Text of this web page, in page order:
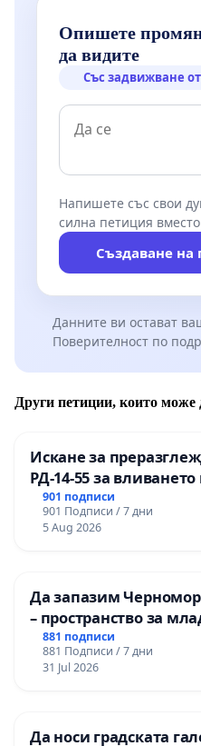
Опишете
да видите
Със задвижване
Напишете със свои
силна петиция
Създаване на
Данните ви остават
Поверителност по
Други петиции, които може
Искане за
РД-14-55 за
гимназия по
Професионалната
мениджмънт – гр.
901 подписи
901 Подписи / 7 дни
5 Aug 2026
Да запазим
– пространство за
881 подписи
881 Подписи / 7 дни
31 Jul 2026
Да носи градската